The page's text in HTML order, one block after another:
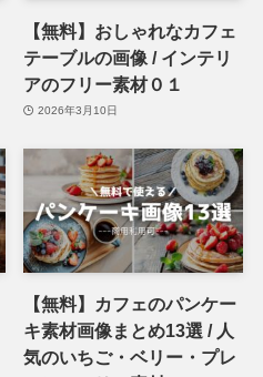
【無料】おしゃれなカフェ
テーブルの画像 / インテリ
アのフリー素材０１
2026年3月10日
【無料】カフェのパンケー
キ素材画像まとめ13選 / 人
気のいちご・ベリー・プレ